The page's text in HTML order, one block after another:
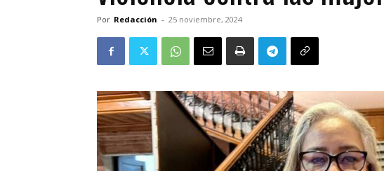
Por Redacción - 25 noviembre, 2024